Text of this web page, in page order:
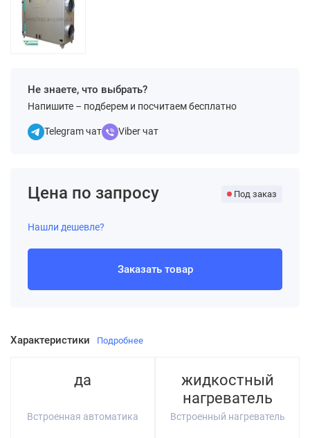
Не знаете, что выбрать?
Напишите – подберем и посчитаем бесплатно
Telegram чат Viber чат
Характеристики Подробнее
да
Встроенная автоматика
жидкостный
нагреватель
Встроенный нагреватель
Цена по запросу Под заказ
Нашли дешевле?
Заказать товар